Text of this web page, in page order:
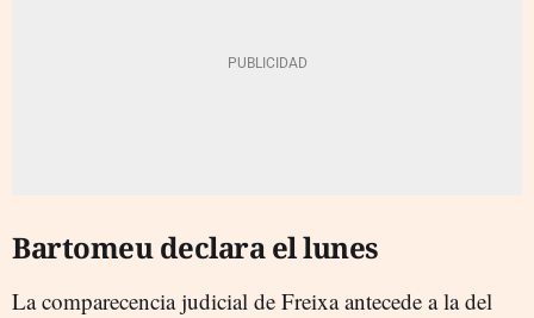
Bartomeu declara el lunes
La comparecencia judicial de Freixa antecede a la del